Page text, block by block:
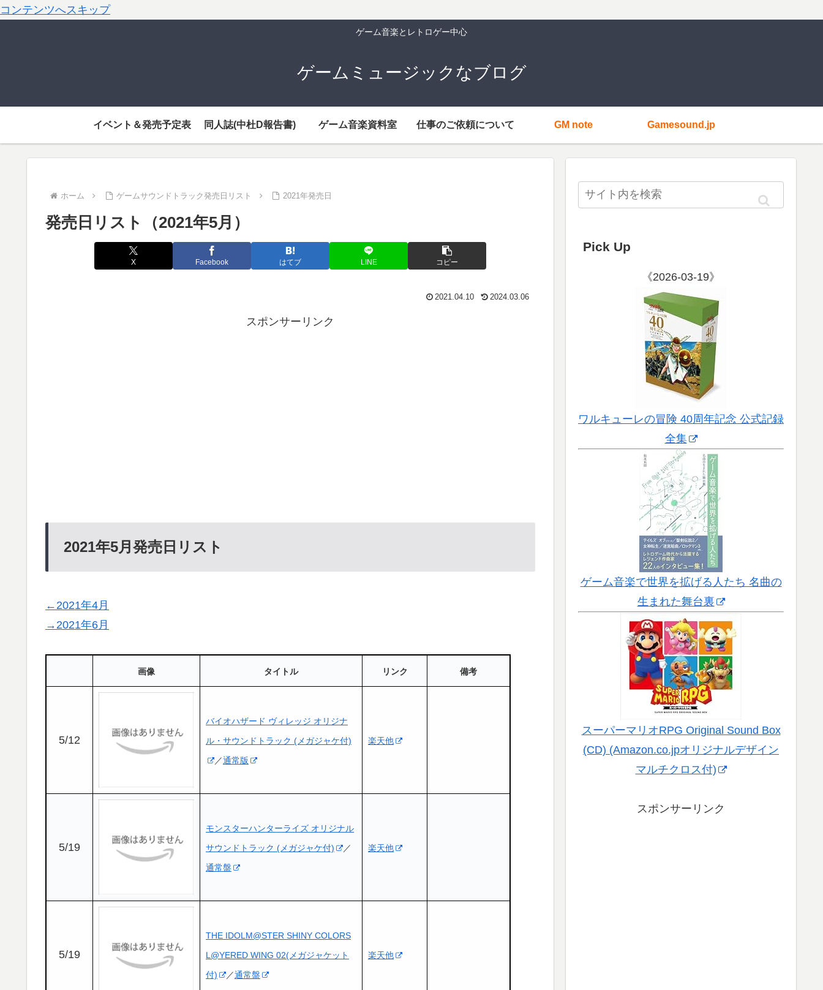
コンテンツへスキップ
ゲーム音楽とレトロゲー中心
ゲームミュージックなブログ
イベント＆発売予定表 同人誌(中杜D報告書) ゲーム音楽資料室 仕事のご依頼について GM note Gamesound.jp
ホーム ゲームサウンドトラック発売日リスト 2021年発売日
発売日リスト（2021年5月）
X Facebook はてブ LINE コピー
2021.04.10 2024.03.06
スポンサーリンク
2021年5月発売日リスト
←2021年4月
→2021年6月
画像 タイトル リンク 備考
5/12
バイオハザード ヴィレッジ オリジナ
ル・サウンドトラック (メガジャケ付)
／通常版
楽天他
5/19
モンスターハンターライズ オリジナル
サウンドトラック (メガジャケ付)
／
通常盤
楽天他
5/19
THE IDOLM@STER SHINY COLORS
L@YERED WING 02(メガジャケット
付)
／通常盤
楽天他
Pick Up
《2026-03-19》
ワルキューレの冒険 40周年記念 公式記録
全集
ゲーム音楽で世界を拡げる人たち 名曲の
生まれた舞台裏
スーパーマリオRPG Original Sound Box
(CD) (Amazon.co.jpオリジナルデザイン
マルチクロス付)
スポンサーリンク